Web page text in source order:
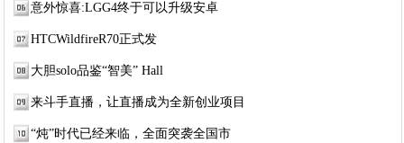
意外惊喜:LGG4终于可以升级安卓
HTCWildfireR70正式发
大胆solo品鉴“智美” Hall
来斗手直播，让直播成为全新创业项目
“炖”时代已经来临，全面突袭全国市